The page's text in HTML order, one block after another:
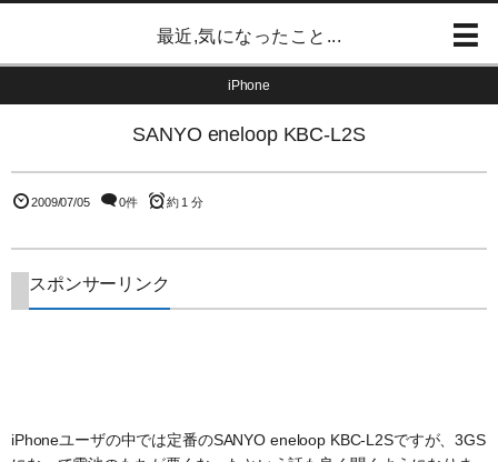
最近,気になったこと...
iPhone
SANYO eneloop KBC-L2S
2009/07/05 0件 約 1 分
スポンサーリンク
iPhoneユーザの中では定番のSANYO eneloop KBC-L2Sですが、3GS